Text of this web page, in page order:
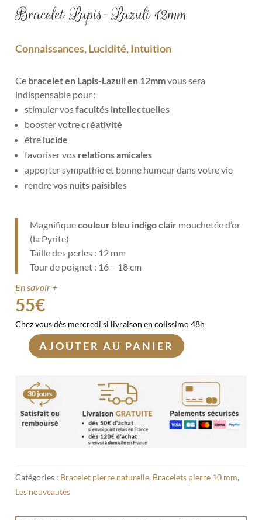
Bracelet Lapis-Lazuli 12mm
Connaissances, Lucidité, Intuition
Ce bracelet en Lapis-Lazuli en 12mmvous sera
indispensable pour :
stimuler vosfacultés intellectuelles
booster votrecréativité
être lucide
favoriser vos relations amicales
apporter sympathie et bonne humeurdans votre vie
rendre vos nuits paisibles
Magnifiquecouleur bleu indigo clair mouchetée d’or
(la Pyrite)
Taille des perles : 12 mm
Tour de poignet : 16 – 18 cm
En savoir +
55€
Chez vous dès mercredi si livraison en colissimo 48h
quantité
Bracelet
Lapis-
Lazuli
12mm
AJOUTER AU PANIER
Catégories : Bracelet pierre naturelle, Bracelets pierre 10 mm,
Les nouveautés